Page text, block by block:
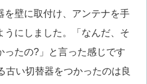
を壁に取付け、アンテナを手
うにしました。「なんだ、そ
ったの?」と言った感じです
古い切替器をつかったのは良